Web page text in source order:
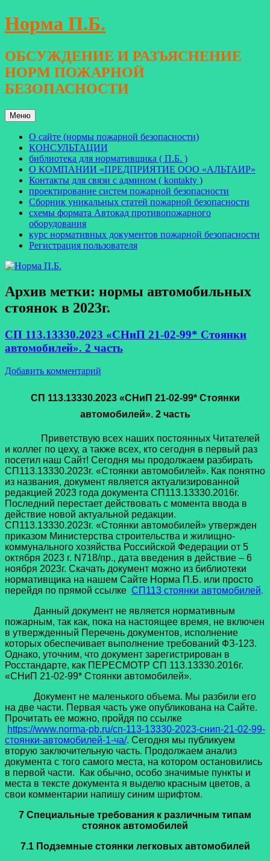
Перейти
к
Норма П.Б.
ОБСУЖДЕНИЕ И РАЗЪЯСНЕНИЕ
НОРМ ПОЖАРНОЙ
БЕЗОПАСНОСТИ
Меню
О сайте (нормы пожарной безопасности)
КОНСУЛЬТАЦИИ
библиотека для нормативщика ( П.Б. )
О КОМПАНИИ «ПРЕДПРИЯТИЕ ООО «АЛЬТАИР»
Контакты для связи с админом ( kontakty )
проектирование систем пожарной безопасности
Сборник уникальных статей пожарной безопасности
схемы формата Автокад противопожарного
оборудования
курс нормативных документов пожарной безопасности
Регистрация пользователя
Архив метки: нормы автомобильных
стоянок в 2023г.
СП 113.13330.2023 «СНиП 21-02-99* Стоянки
автомобилей». 2 часть
Добавить комментарий
СП 113.13330.2023 «СНиП 21-02-99* Стоянки
автомобилей». 2 часть
Приветствую всех наших постоянных Читателей
и коллег по цеху, а также всех, кто сегодня в первый раз
посетил наш Сайт! Сегодня мы продолжаем разбирать
СП113.13330.2023г. «Стоянки автомобилей». Как понятно
из названия, документ является актуализированной
редакцией 2023 года документа СП113.13330.2016г.
Последний перестает действовать с момента ввода в
действие новой актуальной редакции.
СП113.13330.2023г. «Стоянки автомобилей» утвержден
приказом Министерства строительства и жилищно-
коммунального хозяйства Российской Федерации от 5
октября 2023 г. N718/пр., дата введения в действие – 6
ноября 2023г. Скачать документ можно из библиотеки
нормативщика на нашем Сайте Норма П.Б. или просто
перейдя по прямой ссылке СП113 стоянки автомобилей.
Данный документ не является нормативным
пожарным, так как, пока на настоящее время, не включен
в утвержденный Перечень документов, исполнение
которых обеспечивает выполнение требований ФЗ-123.
Однако, уточним, что документ зарегистрирован в
Росстандарте, как ПЕРЕСМОТР СП 113.13330.2016г.
«СНиП 21-02-99* Стоянки автомобилей».
Документ не маленького объема. Мы разбили его
на две части. Первая часть уже опубликована на Сайте.
Прочитать ее можно, пройдя по ссылке
https://www.norma-pb.ru/сп-113-13330-2023-снип-21-02-99-
стоянки-автомобилей-1-ча/. Сегодня мы публикуем
вторую заключительную часть. Продолжаем анализ
документа с того самого места, на котором остановились
в первой части. Как обычно, особо значимые пункты и
места в тексте документа я выделю красным цветов, а
свои комментарии напишу синим шрифтом.
7 Специальные требования к различным типам
стоянок автомобилей
7.1 Подземные стоянки легковых автомобилей